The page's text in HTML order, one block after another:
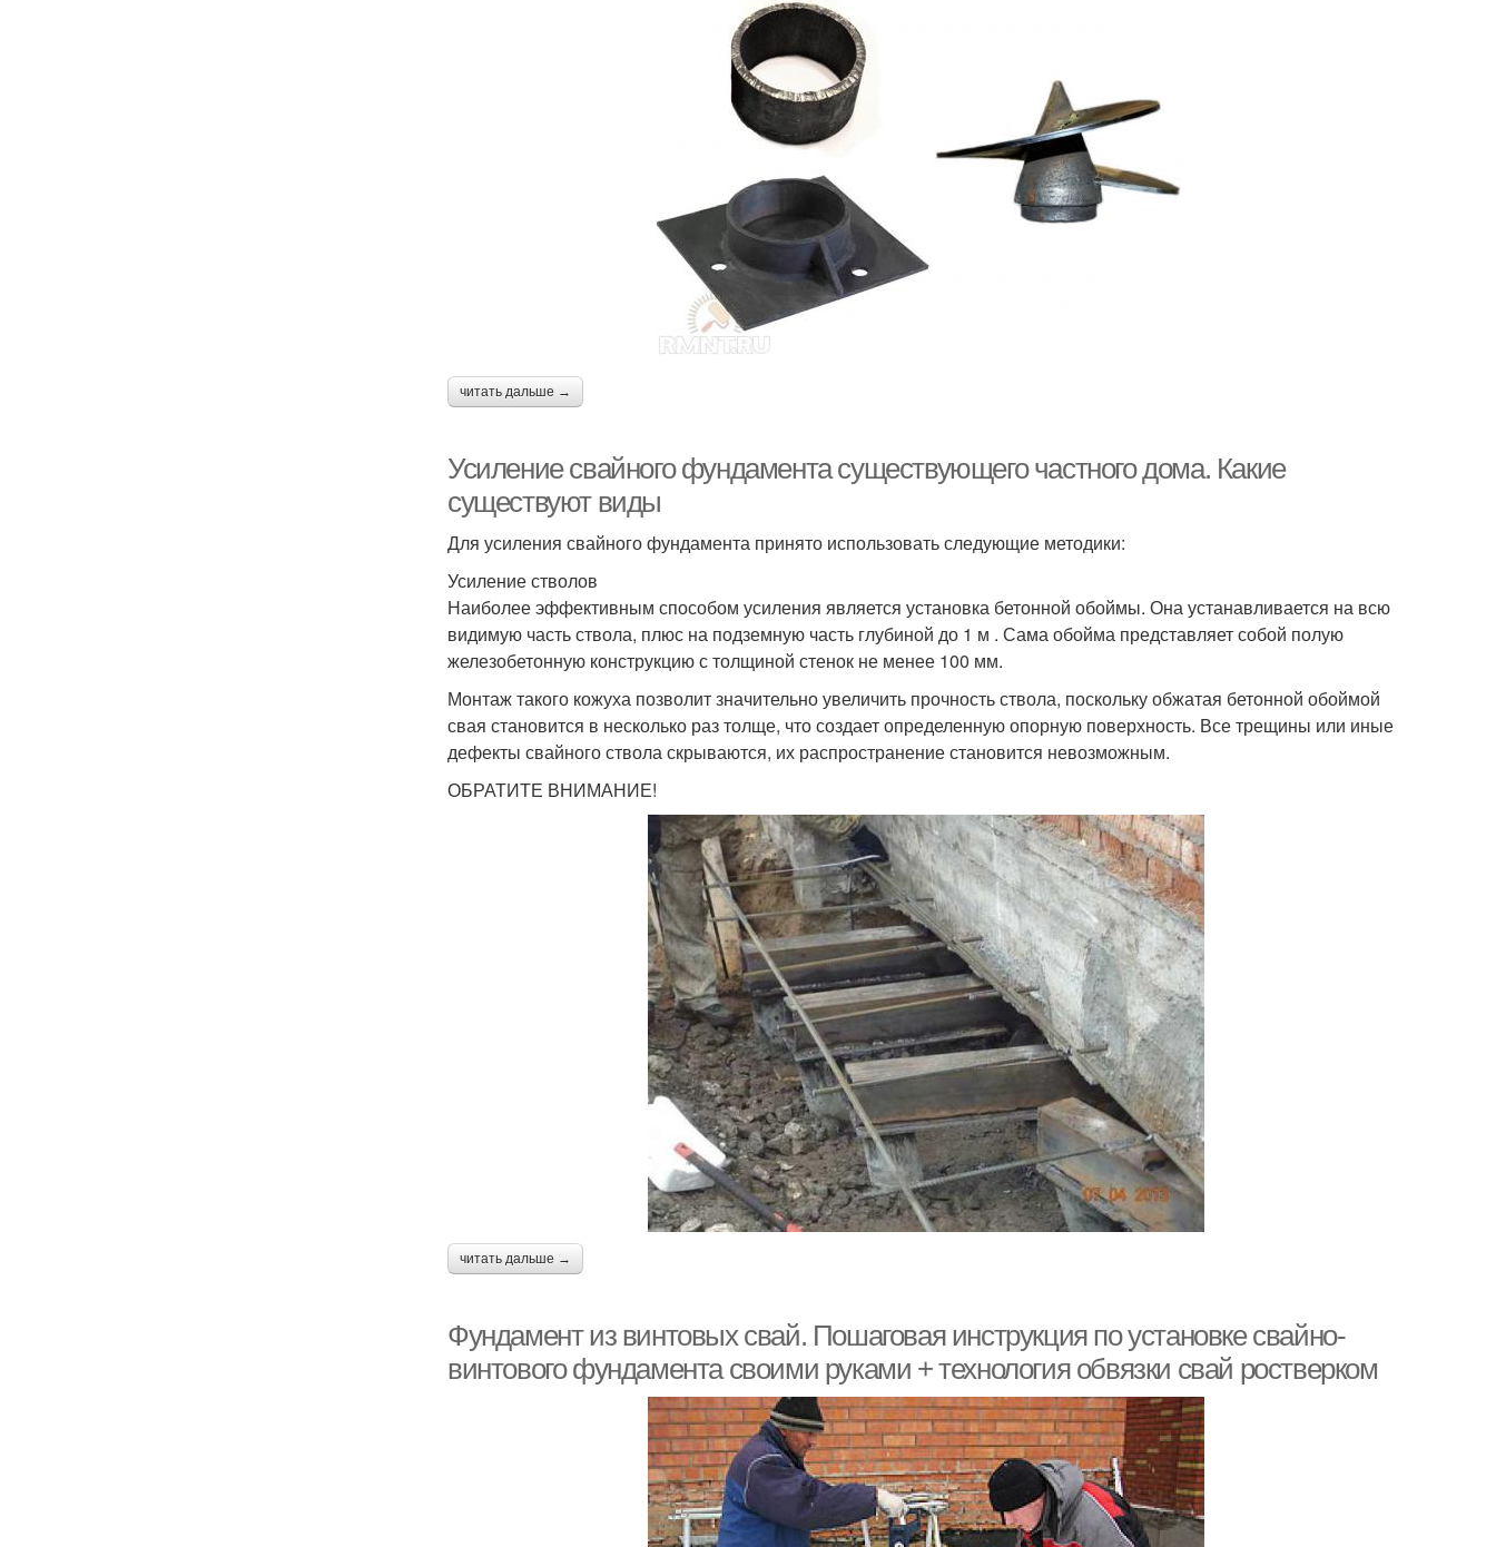
читать дальше →
Усиление свайного фундамента существующего частного дома. Какие
существуют виды
Для усиления свайного фундамента принято использовать следующие методики:
Усиление стволов
Наиболее эффективным способом усиления является установка бетонной обоймы. Она устанавливается на всю
видимую часть ствола, плюс на подземную часть глубиной до 1 м . Сама обойма представляет собой полую
железобетонную конструкцию с толщиной стенок не менее 100 мм.
Монтаж такого кожуха позволит значительно увеличить прочность ствола, поскольку обжатая бетонной обоймой
свая становится в несколько раз толще, что создает определенную опорную поверхность. Все трещины или иные
дефекты свайного ствола скрываются, их распространение становится невозможным.
ОБРАТИТЕ ВНИМАНИЕ!
читать дальше →
Фундамент из винтовых свай. Пошаговая инструкция по установке свайно-
винтового фундамента своими руками + технология обвязки свай ростверком